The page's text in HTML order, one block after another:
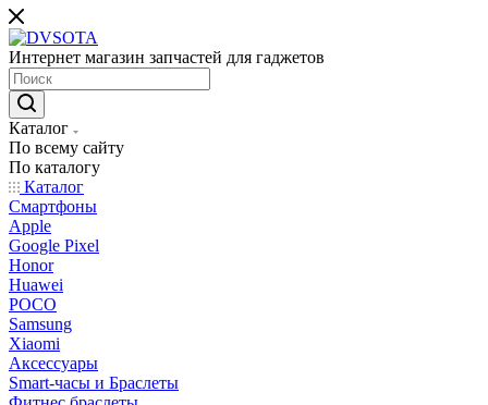
Интернет магазин запчастей для гаджетов
Каталог
По всему сайту
По каталогу
Каталог
Смартфоны
Apple
Google Pixel
Honor
Huawei
POCO
Samsung
Xiaomi
Аксессуары
Smart-часы и Браслеты